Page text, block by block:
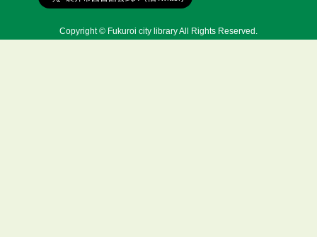
Copyright © Fukuroi city library All Rights Reserved.